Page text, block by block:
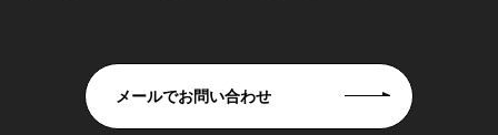
メールでお問い合わせ